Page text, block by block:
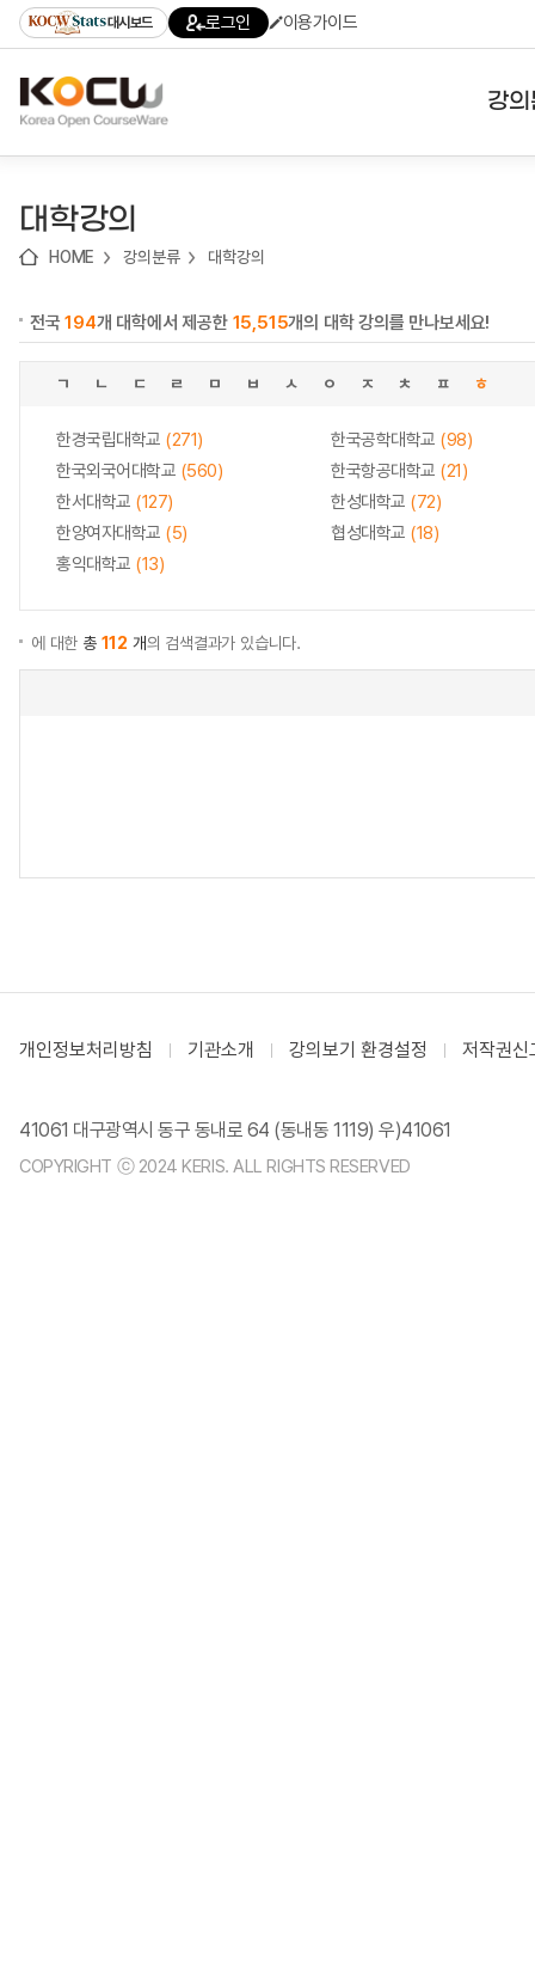
기
기
기
content)
가
대시보드 로그인 이용가이드
강
대학강의
HOME 강의분류 대학강의
전국194개 대학에서 제공한 15,515개의 대학 강의를 만나보세요!
ㄱ ㄴ ㄷ ㄹ ㅁ ㅂ ㅅ ㅇ ㅈ ㅊ ㅍ ㅎ
한경국립대학교 (271) 한국공학대학교 (98)
한국외국어대학교 (560) 한국항공대학교 (21)
한서대학교 (127) 한성대학교 (72)
한양여자대학교 (5) 협성대학교 (18)
홍익대학교 (13)
에 대한 총 112 개의 검색결과가 있습니다.
개인정보처리방침 기관소개 강의보기 환경설정 저작권신
41061 대구광역시 동구 동내로 64 (동내동 1119) 우)41061
COPYRIGHT ⓒ 2024 KERIS. ALL RIGHTS RESERVED